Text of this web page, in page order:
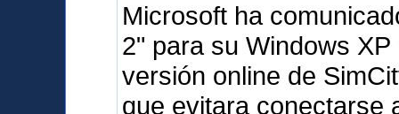
Microsoft ha
2" para su Windows
versión online de
que evitara conectarse